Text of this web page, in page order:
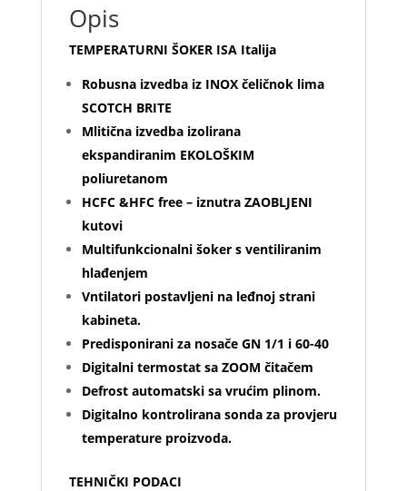
Opis
TEMPERATURNI ŠOKER ISA Italija
Robusna izvedba iz INOX čeličnok lima
SCOTCH BRITE
Mlitična izvedba izolirana
ekspandiranim EKOLOŠKIM
poliuretanom
HCFC &HFC free – iznutra ZAOBLJENI
kutovi
Multifunkcionalni šoker s ventiliranim
hlađenjem
Vntilatori postavljeni na leđnoj strani
kabineta.
Predisponirani za nosače GN 1/1 i 60-40
Digitalni termostat sa ZOOM čitačem
Defrost automatski sa vrućim plinom.
Digitalno kontrolirana sonda za provjeru
temperature proizvoda.
TEHNIČKI PODACI